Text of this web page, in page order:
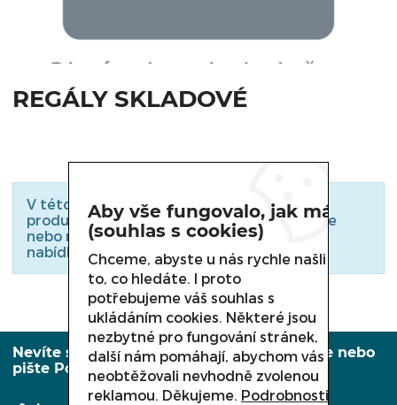
VARNÉ TECHNOLOGIE
OHŘEVNÉ VITRÍNY A VODNÍ LÁZNĚ
MYTÍ NÁDOBÍ
VÁHY, NÁŘEZOVÉ STROJE
REGÁLY SKLADOVÉ
V této kategorii nejsou zařazeny žádné
produkty. Podívejte se do podkategorií níže
nebo nás kontaktujte. Rádi Vám zašleme
nabídku konkrétního zboží.
Nevíte si rady, potřebujete poradit? Volejte nebo
pište Po-Pá: 7:30 – 15:30
Aby vše fungovalo, jak má
(souhlas s cookies)
Chceme, abyste u nás rychle našli
to, co hledáte. I proto
potřebujeme váš souhlas s
ukládáním cookies. Některé jsou
nezbytné pro fungování stránek,
další nám pomáhají, abychom vás
neobtěžovali nevhodně zvolenou
reklamou. Děkujeme. Podrobnosti